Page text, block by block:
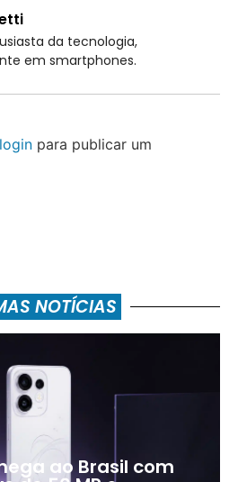
da tecnologia,
em smartphones.
login para publicar um
NOTÍCIAS
ao Brasil com